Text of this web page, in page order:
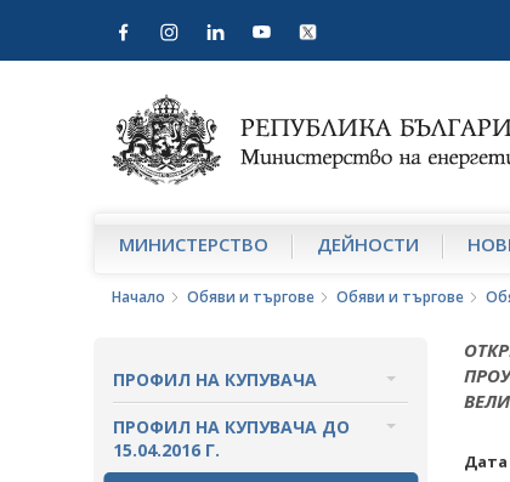
МИНИСТЕРСТВО ДЕЙНОСТИ
Начало Обяви и търгове Обяви и търгове
ПРОФИЛ НА КУПУВАЧА
ВЪТРЕШНИ ПРАВИЛА И
ДОКУМЕНТИ
ПРОФИЛ НА КУПУВАЧА ДО
15.04.2016 Г.
Дата